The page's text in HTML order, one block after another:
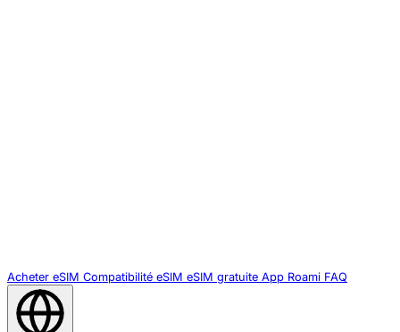
Acheter eSIM Compatibilité eSIM eSIM gratuite App Roami FAQ